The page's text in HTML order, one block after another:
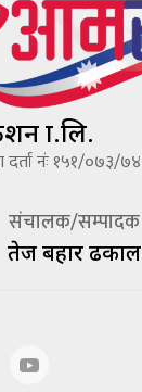
प्रा.लि.
दर्ता नंः १५१/०७३/७४
संचालक/सम्पादक
तेज बहादूर ढकाल